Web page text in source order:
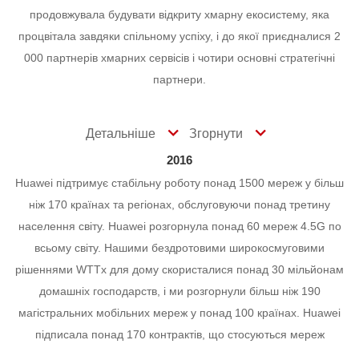
продовжувала будувати відкриту хмарну екосистему, яка
процвітала завдяки спільному успіху, і до якої приєдналися 2
000 партнерів хмарних сервісів і чотири основні стратегічні
партнери.
Детальніше
Згорнути
2016
Huawei підтримує стабільну роботу понад 1500 мереж у більш
ніж 170 країнах та регіонах, обслуговуючи понад третину
населення світу. Huawei розгорнула понад 60 мереж 4.5G по
всьому світу. Нашими бездротовими широкосмуговими
рішеннями WTTx для дому скористалися понад 30 мільйонам
домашніх господарств, і ми розгорнули більш ніж 190
магістральних мобільних мереж у понад 100 країнах. Huawei
підписала понад 170 контрактів, що стосуються мереж